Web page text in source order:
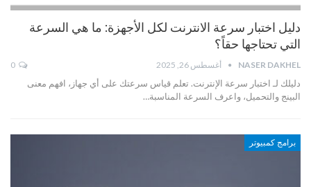
دليل اختبار سرعة الانترنت لكل الأجهزة: ما هي السرعة
التي تحتاجها حقاً؟
NASER DAKHEL أغسطس 26, 2025
دليلك لـ اختبار سرعة الإنترنت. تعلم قياس سرعتك على أي جهاز، افهم معنى
البينج والتحميل، واعرف السرعة المناسبة…
برامج كمبيوتر